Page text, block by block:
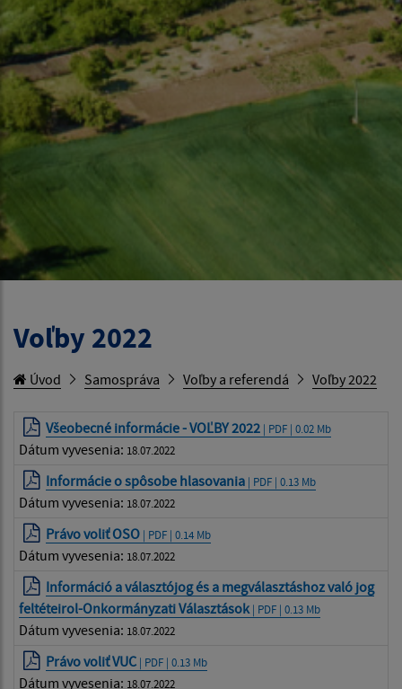
Voľby 2022
Úvod Samospráva Voľby a referendá Voľby 2022
Všeobecné informácie - VOĽBY 2022 | PDF | 0.02 Mb
Dátum vyvesenia: 18.07.2022
Informácie o spôsobe hlasovania | PDF | 0.13 Mb
Dátum vyvesenia: 18.07.2022
Právo voliť OSO | PDF | 0.14 Mb
Dátum vyvesenia: 18.07.2022
Információ a választójog és a megválasztáshoz való jog
feltéteirol-Onkormányzati Választások| PDF | 0.13 Mb
Dátum vyvesenia: 18.07.2022
Právo voliť VUC | PDF | 0.13 Mb
Dátum vyvesenia: 18.07.2022